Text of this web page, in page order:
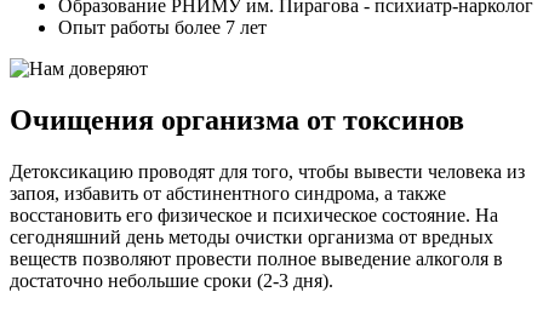
Образование РНИМУ им. Пирагова - психиатр-нарколог
Опыт работы более 7 лет
Очищения организма от токсинов
Детоксикацию проводят для того, чтобы вывести человека из
запоя, избавить от абстинентного синдрома, а также
восстановить его физическое и психическое состояние. На
сегодняшний день методы очистки организма от вредных
веществ позволяют провести полное выведение алкоголя в
достаточно небольшие сроки (2-3 дня).